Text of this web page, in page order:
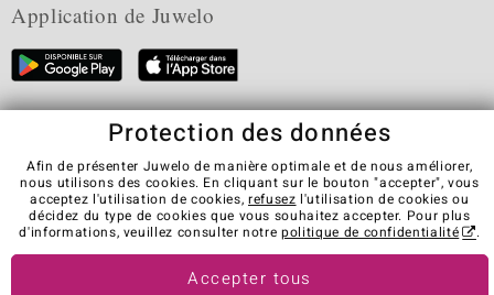
Application de Juwelo
CGV Protection des données
Cookies
Visit our stores in other countries:
© Juwelo Deutschland GmbH (une société de elumeo SE)
Protection des données
Afin de présenter Juwelo de manière optimale et de nous améliorer,
nous utilisons des cookies. En cliquant sur le bouton "accepter", vous
acceptez l'utilisation de cookies, refusez l'utilisation de cookies ou
décidez du type de cookies que vous souhaitez accepter. Pour plus
d'informations, veuillez consulter notrepolitique de confidentialité .
Accepter tous